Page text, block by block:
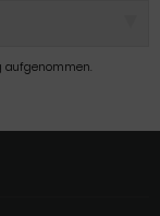
aufgenommen.